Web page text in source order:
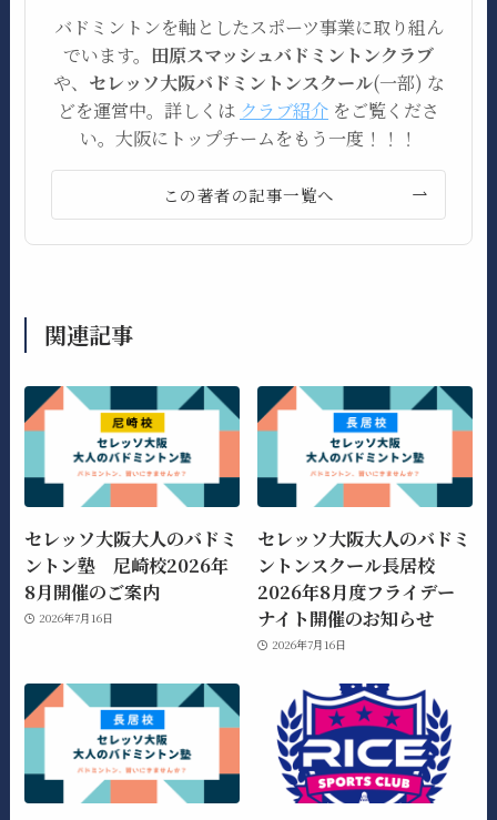
バドミントンを軸としたスポーツ事業に取り組ん
でいます。 田原スマッシュバドミントンクラブ
や、 セレッソ大阪バドミントンスクール(一部) な
どを運営中。詳しくは クラブ紹介 をご覧くださ
い。大阪にトップチームをもう一度！！！
この著者の記事一覧へ
関連記事
セレッソ大阪大人のバドミ
ントン塾 尼崎校2026年
8月開催のご案内
2026年7月16日
セレッソ大阪大人のバドミ
ントンスクール長居校
2026年8月度フライデー
ナイト開催のお知らせ
2026年7月16日